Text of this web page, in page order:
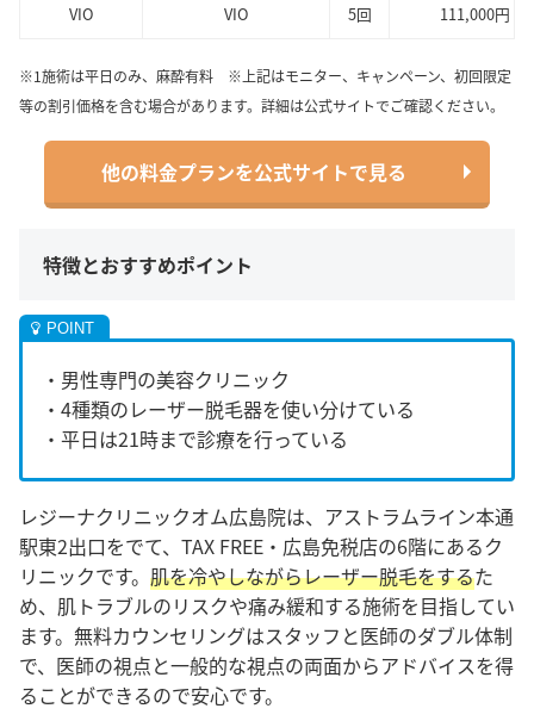
VIO VIO 5回 111,000円
※1施術は平日のみ、麻酔有料 ※上記はモニター、キャンペーン、初回限定
等の割引価格を含む場合があります。詳細は公式サイトでご確認ください。
他の料金プランを公式サイトで見る
特徴とおすすめポイント
・男性専門の美容クリニック
・4種類のレーザー脱毛器を使い分けている
・平日は21時まで診療を行っている
レジーナクリニックオム広島院は、アストラムライン本通
駅東2出口をでて、TAX FREE・広島免税店の6階にあるク
リニックです。 肌を冷やしながらレーザー脱毛をするた
め、肌トラブルのリスクや痛み緩和する施術を目指してい
ます。 無料カウンセリングはスタッフと医師のダブル体制
で、医師の視点と一般的な視点の両面からアドバイスを得
ることができるので安心です。